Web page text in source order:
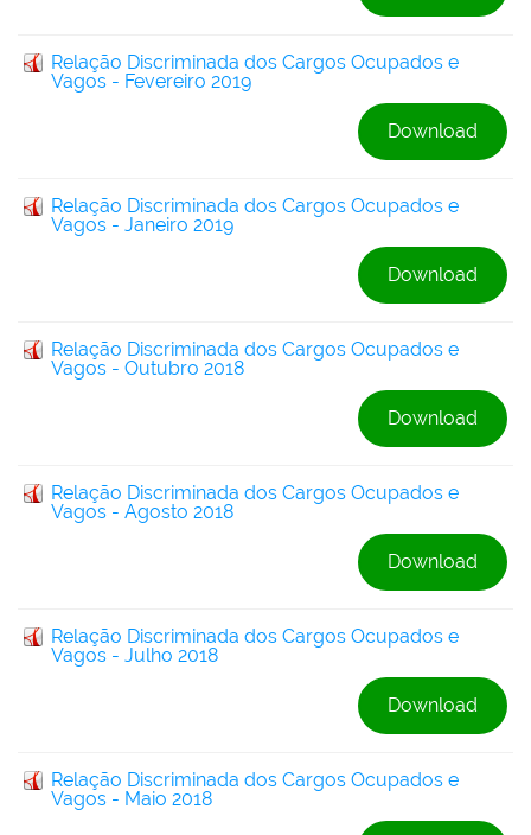
Relação Discriminada dos Cargos Ocupados e
Vagos - Fevereiro 2019
Download
Relação Discriminada dos Cargos Ocupados e
Vagos - Janeiro 2019
Download
Relação Discriminada dos Cargos Ocupados e
Vagos - Outubro 2018
Download
Relação Discriminada dos Cargos Ocupados e
Vagos - Agosto 2018
Download
Relação Discriminada dos Cargos Ocupados e
Vagos - Julho 2018
Download
Relação Discriminada dos Cargos Ocupados e
Vagos - Maio 2018